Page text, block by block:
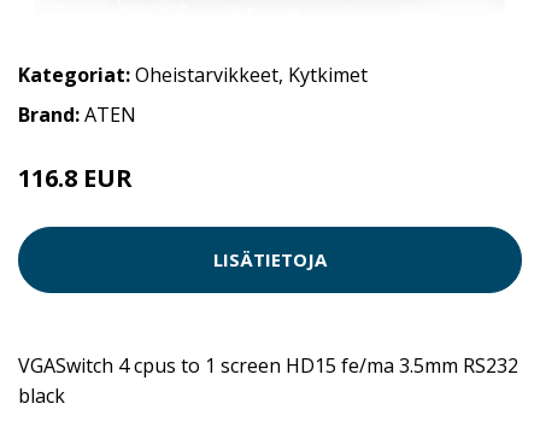
Kategoriat:Oheistarvikkeet, Kytkimet
Brand:ATEN
116.8 EUR
LISÄTIETOJA
VGASwitch 4 cpus to 1 screen HD15 fe/ma 3.5mm RS232
black